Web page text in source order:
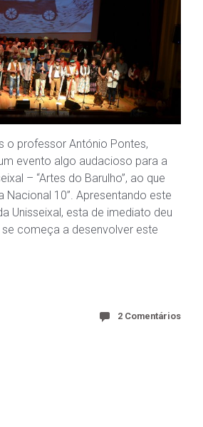
o professor António Pontes,
evento algo audacioso para a
– “Artes do Barulho”, ao que
Nacional 10”. Apresentando este
Unisseixal, esta de imediato deu
começa a desenvolver este
2 Comentários